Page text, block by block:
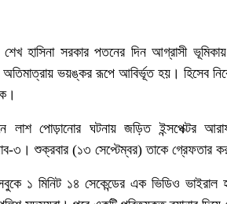
হাসিনা সরকার পতনের দিন আগ্রাসী
অতিমাত্রায় ভয়ঙ্কর রূপে আবির্ভূত হয়। হিসেব
পোড়ানোর ঘটনায় জড়িত ইন্সপেক্টর
৩। শুক্রবার (১৩ সেপ্টেম্বর) তাকে গ্রেফতার
১ মিনিট ১৪ সেকেন্ডের এক ভিডিও ভাইরাল